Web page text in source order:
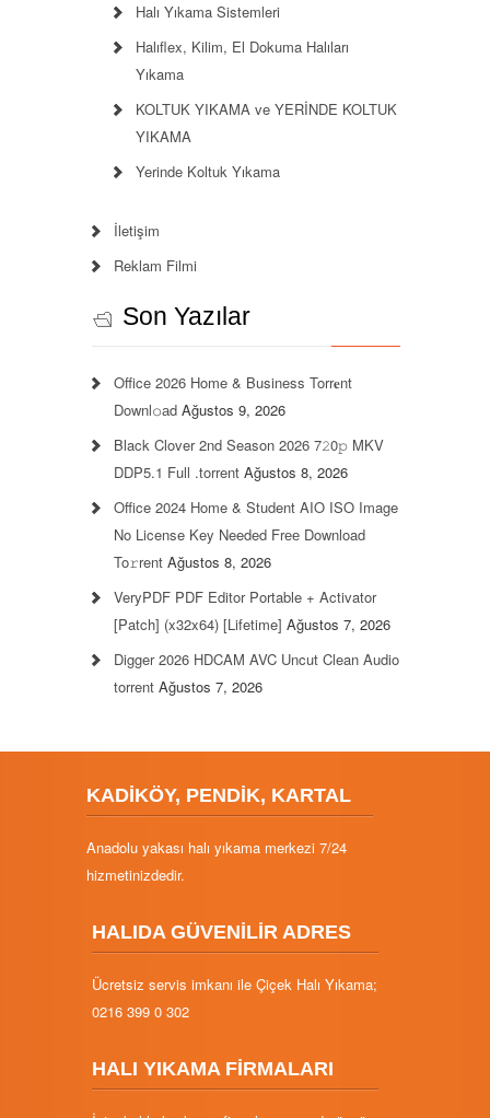
Halı Yıkama Sistemleri
Halıflex, Kilim, El Dokuma Halıları
Yıkama
KOLTUK YIKAMA ve YERİNDE KOLTUK
YIKAMA
Yerinde Koltuk Yıkama
İletişim
Reklam Filmi
Son Yazılar
Office 2026 Home & Business Torr𝐞nt
Downl𝚘аd Ağustos 9, 2026
Black Clover 2nd Season 2026 7𝟸0𝚙 MKV
DDP5.1 Full .torrent Ağustos 8, 2026
Office 2024 Home & Student AIO ISO Image
No License Key Needed Frее Download
To𝚛rent Ağustos 8, 2026
VeryPDF PDF Editor Portable + Activator
[Patch] (x32x64) [Lifetime] Ağustos 7, 2026
Digger 2026 HDCAM AVC Uncut Clean Audio
torrent Ağustos 7, 2026
KADİKÖY, PENDİK, KARTAL
Anadolu yakası halı yıkama merkezi 7/24
hizmetinizdedir.
HALIDA GÜVENİLİR ADRES
Ücretsiz servis imkanı ile Çiçek Halı Yıkama;
0216 399 0 302
HALI YIKAMA FİRMALARI